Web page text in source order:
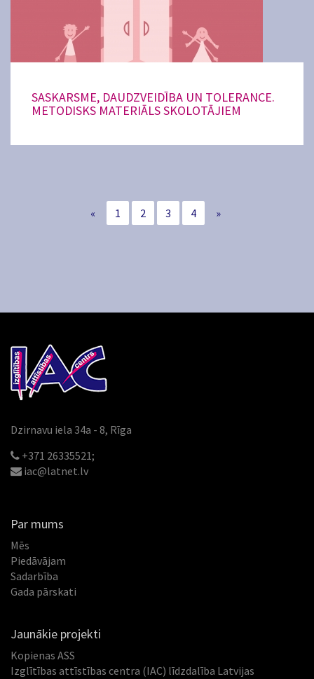
SASKARSME, DAUDZVEIDĪBA UN TOLERANCE.
METODISKS MATERIĀLS SKOLOTĀJIEM
« 1 2 3 4 »
Dzirnavu iela 34a - 8, Rīga
+371 26335521;
iac@latnet.lv
Par mums
Mēs
Piedāvājam
Sadarbība
Gada pārskati
Jaunākie projekti
Kopienas ASS
Izglītības attīstības centra (IAC) līdzdalība Latvijas